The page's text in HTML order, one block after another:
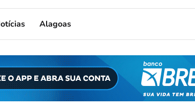
Alagoas